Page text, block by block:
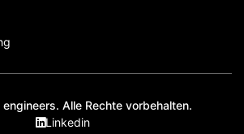
Alle Rechte vorbehalten.
Linkedin